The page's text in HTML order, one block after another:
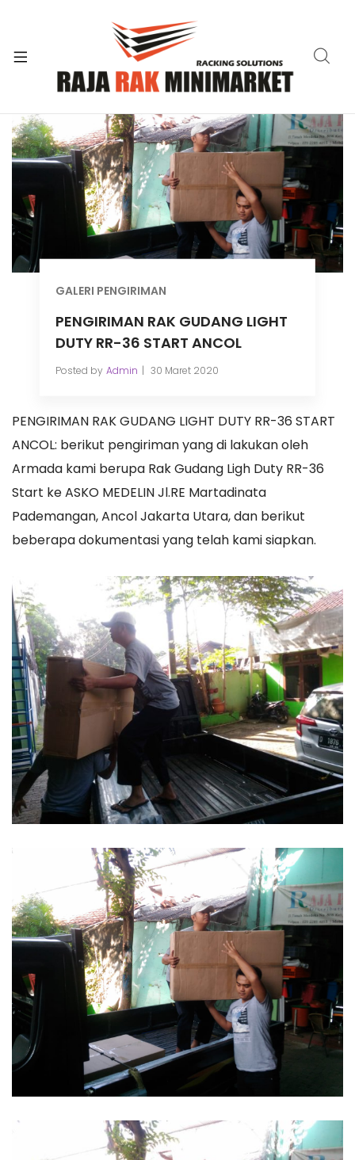
GALERI PENGIRIMAN
PENGIRIMAN RAK GUDANG LIGHT
DUTY RR-36 START ANCOL
Posted by Admin 30 Maret 2020
PENGIRIMAN RAK GUDANG LIGHT DUTY RR-36 START
ANCOL: berikut pengiriman yang di lakukan oleh
Armada kami berupa Rak Gudang Ligh Duty RR-36
Start ke ASKO MEDELIN Jl.RE Martadinata
Pademangan, Ancol Jakarta Utara, dan berikut
beberapa dokumentasi yang telah kami siapkan.